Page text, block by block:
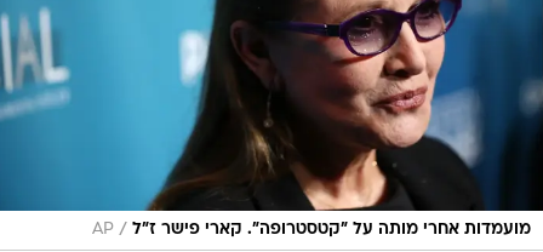
מועמדות אחרי מותה על "קטסטרופה". קארי פישר ז"ל /
AP